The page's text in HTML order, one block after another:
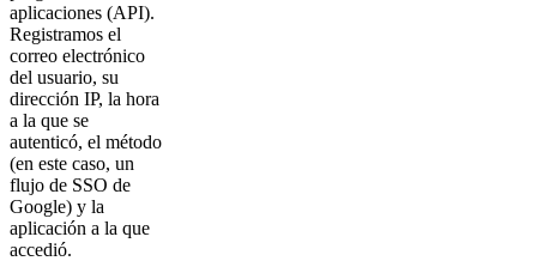
aplicaciones (API).
Registramos el
correo electrónico
del usuario, su
dirección IP, la hora
a la que se
autenticó, el método
(en este caso, un
flujo de SSO de
Google) y la
aplicación a la que
accedió.